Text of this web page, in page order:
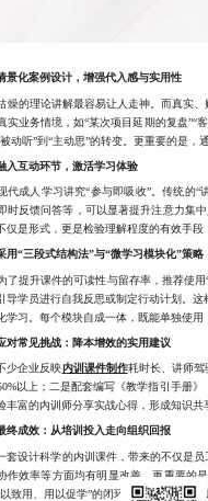
景化案例设计，增强代入感与实用性
的理论讲解最容易让人走神。而真实、
实业务情境，如“某次项目延期的复盘”“
动听”到“主动思”的转变。更重要的是
入互动环节，激活学习体验
成人学习讲究“参与即吸收”。传统的“
时反馈问答等，可以显著提升注意力集
仅是形式，更是检验理解程度的有效手
用“三段式结构法”与“微学习模块化”策略
提升课件的可读性与留存率，推荐使用“
导学员进行自我反思或制定行动计划。
学习。每个模块自成一体，既能单独使
对常见挑战：降本增效的实用建议
企业反映内训课件制作耗时长、讲师驾
以上；二是配套编写《教学指引手册
丰富的内训师分享实战心得，形成知识
终成效：从培训投入走向组织回报
设计科学的内训课件，带来的不仅是员
作效率等方面均有明显改善。更重要的
以致用、用以促学”的闭环，其投资回报